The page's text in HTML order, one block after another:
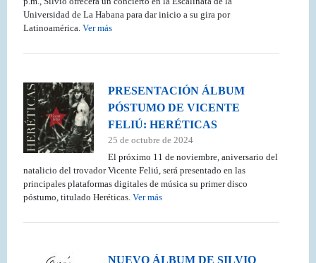
Universidad de La Habana para dar inicio a su gira por
Latinoamérica. Ver más
PRESENTACIÓN ÁLBUM
PÓSTUMO DE VICENTE
FELIÚ: HERÉTICAS
25 de octubre de 2024
El próximo 11 de noviembre, aniversario del
natalicio del trovador Vicente Feliú, será presentado en las
principales plataformas digitales de música su primer disco
póstumo, titulado Heréticas. Ver más
NUEVO ÁLBUM DE SILVIO